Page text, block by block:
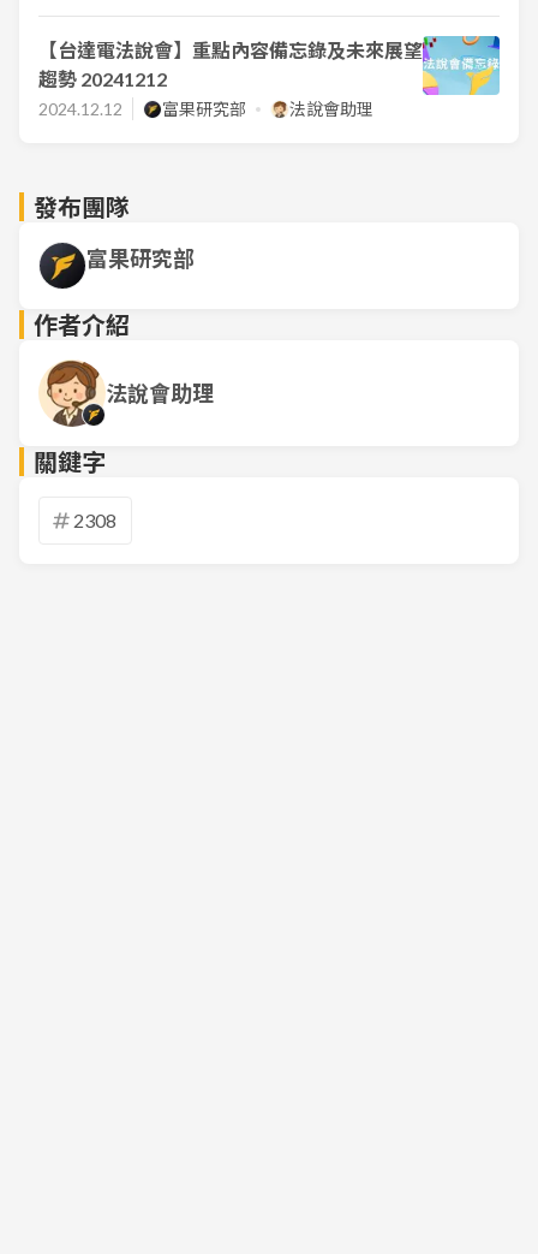
【台達電法說會】重點內容備忘錄及未來展望
趨勢 20241212
2024.12.12 富果研究部 法說會助理
發布團隊
富果研究部
作者介紹
法說會助理
關鍵字
2308